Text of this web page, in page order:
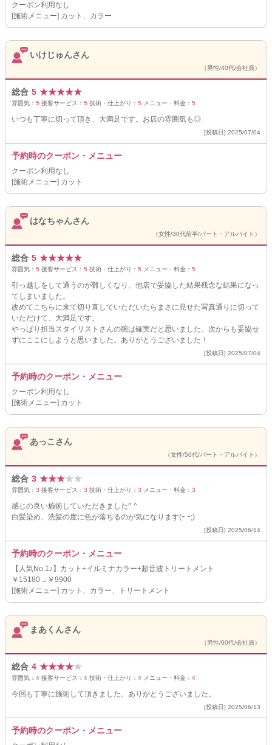
クーポン利用なし
[施術メニュー] カット、カラー
いけじゅんさん
（男性/40代/会社員）
総合 5 ★★★★★
雰囲気： 5 接客サービス： 5 技術・仕上がり： 5 メニュー・料金： 5
いつも丁寧に切って頂き、大満足です。お店の雰囲気も◎
[投稿日] 2025/07/04
予約時のクーポン・メニュー
クーポン利用なし
[施術メニュー] カット
はなちゃんさん
（女性/30代前半/パート・アルバイト）
総合 5 ★★★★★
雰囲気： 5 接客サービス： 5 技術・仕上がり： 5 メニュー・料金： 5
引っ越しをして通うのが難しくなり、他店で妥協した結果残念な結果になっ
てしまいました。
改めてこちらに来て切り直していただいたらまさに見せた写真通りに切って
いただけて、大満足です。
やっぱり担当スタイリストさんの腕は確実だと思いました。次からも妥協せ
ずにここにしようと思いました。ありがとうございました！
[投稿日] 2025/07/04
予約時のクーポン・メニュー
クーポン利用なし
[施術メニュー] カット
あっこさん
（女性/50代/パート・アルバイト）
総合 3 ★★★★★
雰囲気： 3 接客サービス： 3 技術・仕上がり： 3 メニュー・料金： 3
感じの良い施術していただきました^ ^
白髪染め、洗髪の度に色が落ちるのが気になります(ｰ ｰ;)
[投稿日] 2025/06/14
予約時のクーポン・メニュー
【人気No.1♪】カット+イルミナカラー+超音波トリートメント
￥15180→￥9900
[施術メニュー] カット、カラー、トリートメント
まあくんさん
（男性/60代/会社員）
総合 4 ★★★★★
雰囲気： 4 接客サービス： 4 技術・仕上がり： 4 メニュー・料金： 4
今回も丁寧に施術して頂きました。ありがとうございました。
[投稿日] 2025/06/13
予約時のクーポン・メニュー